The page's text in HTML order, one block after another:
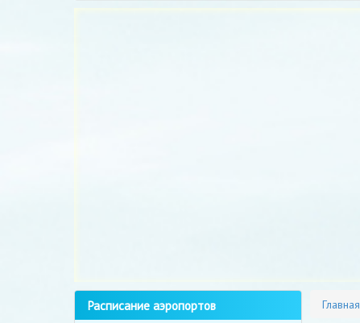
Главная
Расписание аэропортов